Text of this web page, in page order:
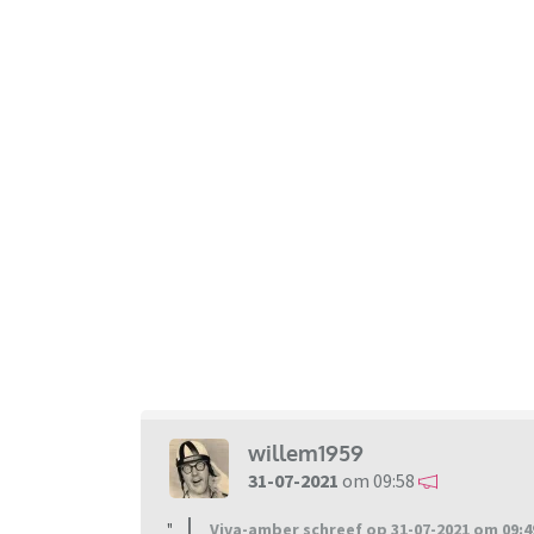
willem1959
31-07-2021 om 09:58
Viva-amber schreef op 31-07-2021 om